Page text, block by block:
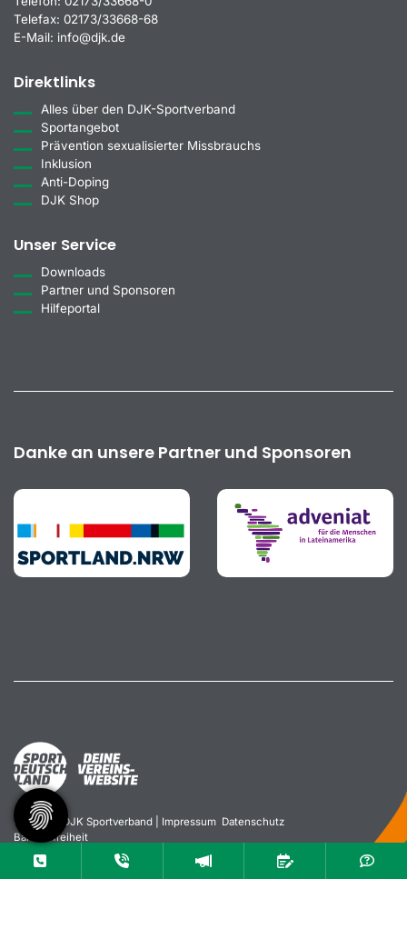
Telefax: 02173/33668-68
E-Mail: info@djk.de
Direktlinks
Alles über den DJK-Sportverband
Sportangebot
Prävention sexualisierter Missbrauchs
Inklusion
Anti-Doping
DJK Shop
Unser Service
Downloads
Partner und Sponsoren
Hilfeportal
Danke an unsere Partner und Sponsoren
© 2026 – DJK Sportverband | Impressum Datenschutz
Barrierefreiheit
Diese Website ist gefördert durch das Projekt „
Sportdeutschland
– Deine Vereinswebsite”, einem gemeinsamen Angebot des